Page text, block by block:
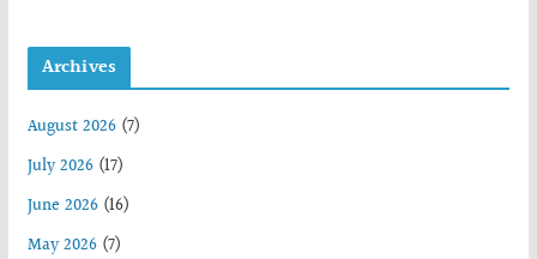
Archives
August 2026(7)
July 2026(17)
June 2026(16)
May 2026(7)